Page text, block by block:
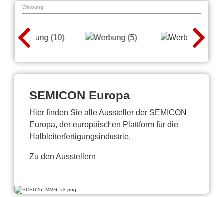
Werbung
SEMICON Europa
Hier finden Sie alle Aussteller der SEMICON
Europa, der europäischen Plattform für die
Halbleiterfertigungsindustrie.
Zu den Ausstellern